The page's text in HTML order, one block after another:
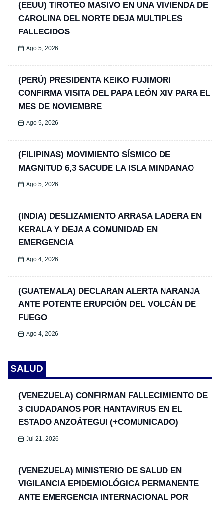
(EEUU) TIROTEO MASIVO EN UNA VIVIENDA DE
CAROLINA DEL NORTE DEJA MULTIPLES
FALLECIDOS
Ago 5, 2026
(PERÚ) PRESIDENTA KEIKO FUJIMORI
CONFIRMA VISITA DEL PAPA LEÓN XIV PARA EL
MES DE NOVIEMBRE
Ago 5, 2026
(FILIPINAS) MOVIMIENTO SÍSMICO DE
MAGNITUD 6,3 SACUDE LA ISLA MINDANAO
Ago 5, 2026
(INDIA) DESLIZAMIENTO ARRASA LADERA EN
KERALA Y DEJA A COMUNIDAD EN
EMERGENCIA
Ago 4, 2026
(GUATEMALA) DECLARAN ALERTA NARANJA
ANTE POTENTE ERUPCIÓN DEL VOLCÁN DE
FUEGO
Ago 4, 2026
SALUD
(VENEZUELA) CONFIRMAN FALLECIMIENTO DE
3 CIUDADANOS POR HANTAVIRUS EN EL
ESTADO ANZOÁTEGUI (+COMUNICADO)
Jul 21, 2026
(VENEZUELA) MINISTERIO DE SALUD EN
VIGILANCIA EPIDEMIOLÓGICA PERMANENTE
ANTE EMERGENCIA INTERNACIONAL POR